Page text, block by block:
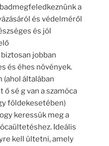
a
és védelméről
és jól
jobban
és éhes növények.
általában
ő sé g van a szamóca
földekesetében)
keressük meg a
Ideális
kell ültetni, amely